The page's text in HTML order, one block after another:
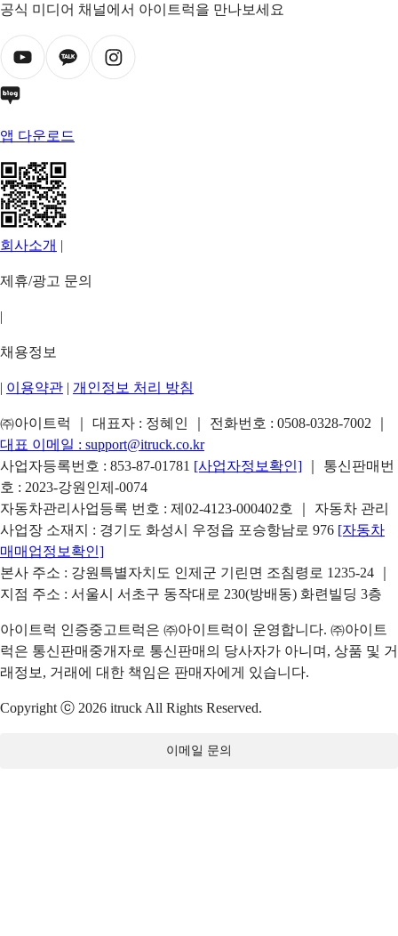
공식 미디어 채널에서 아이트럭을 만나보세요
앱 다운로드
회사소개 |
제휴/광고 문의
|
채용정보
| 이용약관 | 개인정보 처리 방침
㈜아이트럭 ｜ 대표자 : 정혜인 ｜ 전화번호 : 0508-0328-7002
대표 이메일 : support@itruck.co.kr
사업자등록번호 : 853-87-01781 [사업자정보확인]
｜ 통신판매번
호 : 2023-강원인제-0074
자동차관리사업등록 번호 : 제02-4123-000402호 ｜ 자동차 관리
사업장 소재지 : 경기도 화성시 우정읍 포승항남로 976 [자동차
매매업정보확인]
본사 주소 : 강원특별자치도 인제군 기린면 조침령로 1235-24 ｜
지점 주소 : 서울시 서초구 동작대로 230(방배동) 화련빌딩 3층
아이트럭 인증중고트럭은 ㈜아이트럭이 운영합니다. ㈜아이트
럭은 통신판매중개자로 통신판매의 당사자가 아니며, 상품 및 거
래정보, 거래에 대한 책임은 판매자에게 있습니다.
Copyright ⓒ 2026 itruck All Rights Reserved.
이메일 문의